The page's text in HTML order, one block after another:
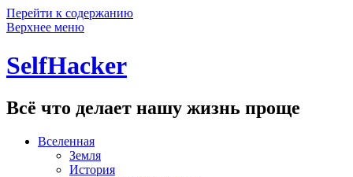
Перейти к содержанию
Верхнее меню
SelfHacker
Всё что делает нашу жизнь проще
Вселенная
Земля
История